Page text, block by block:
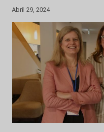
Abril 29, 2024